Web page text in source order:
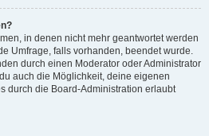
in denen nicht mehr geantwortet werden
Umfrage, falls vorhanden, beendet wurde.
durch einen Moderator oder Administrator
auch die Möglichkeit, deine eigenen
durch die Board-Administration erlaubt